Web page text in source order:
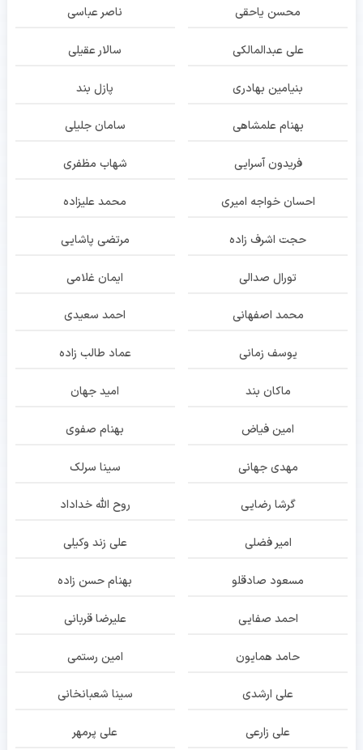
محسن یاحقی ناصر عباسی
علی عبدالمالکی سالار عقیلی
بنیامین بهادری پازل بند
بهنام علمشاهی سامان جلیلی
فریدون آسرایی شهاب مظفری
احسان خواجه امیری محمد علیزاده
حجت اشرف زاده مرتضی پاشایی
تورال صدالی ایمان غلامی
محمد اصفهانی احمد سعیدی
یوسف زمانی عماد طالب زاده
ماکان بند امید جهان
امین فیاض بهنام صفوی
مهدی جهانی سینا سرلک
گرشا رضایی روح الله خداداد
امیر فضلی علی زند وکیلی
مسعود صادقلو بهنام حسن زاده
احمد صفایی علیرضا قربانی
حامد همایون امین رستمی
علی ارشدی سینا شعبانخانی
علی زارعی علی پرمهر